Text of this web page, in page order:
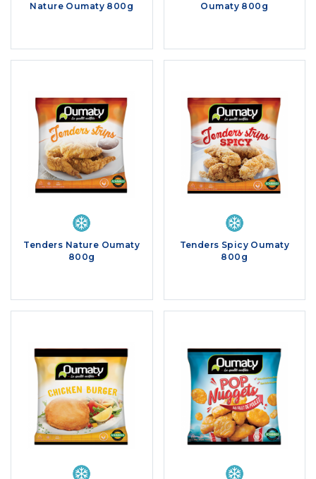
Nature Oumaty 800g
Oumaty 800g
Tenders Nature Oumaty
800g
Tenders Spicy Oumaty
800g